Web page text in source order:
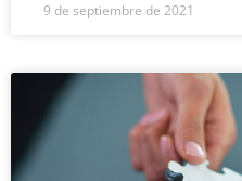
9 de septiembre de 2021